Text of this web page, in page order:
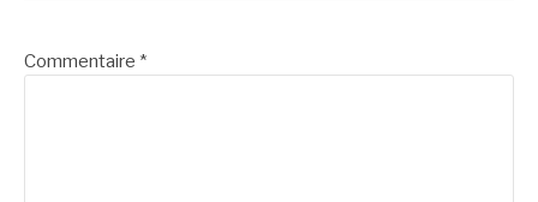
Commentaire *